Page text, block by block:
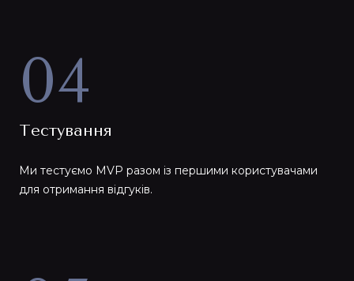
04
Тестування
Ми тестуємо MVP разом із першими користувачами
для отримання відгуків.